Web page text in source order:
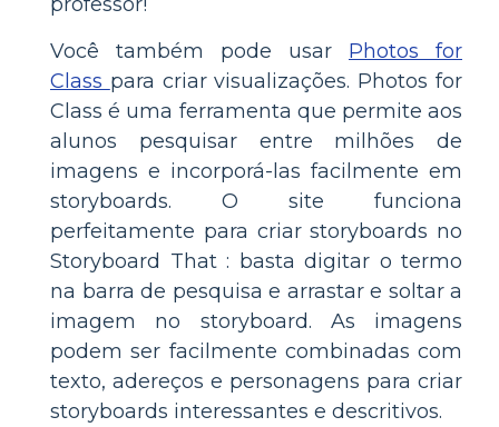
Você também pode usar Photos for
Class para criar visualizações. Photos for
Class é uma ferramenta que permite aos
alunos pesquisar entre milhões de
imagens e incorporá-las facilmente em
storyboards. O site funciona
perfeitamente para criar storyboards no
Storyboard That : basta digitar o termo
na barra de pesquisa e arrastar e soltar a
imagem no storyboard. As imagens
podem ser facilmente combinadas com
texto, adereços e personagens para criar
storyboards interessantes e descritivos.